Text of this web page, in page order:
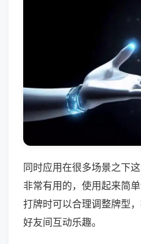
同时应用在很多场景之下
非常有用的，使用起来简
打牌时可以合理调整牌型
好友间互动乐趣。